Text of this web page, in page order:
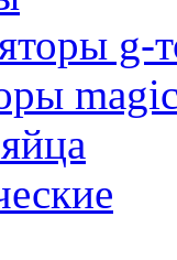
g-